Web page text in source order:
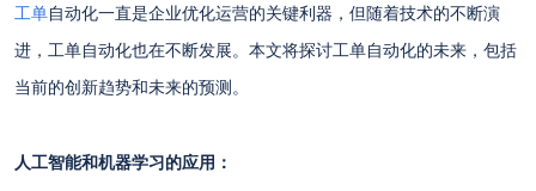
工单自动化一直是企业优化运营的关键利器，但随着技术的不断演
进，工单自动化也在不断发展。本文将探讨工单自动化的未来，包括
当前的创新趋势和未来的预测。
人工智能和机器学习的应用：